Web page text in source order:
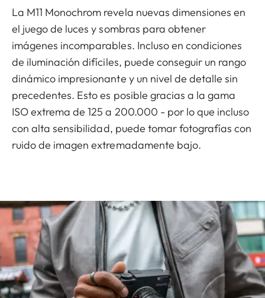
La M11 Monochrom revela nuevas dimensiones en
el juego de luces y sombras para obtener
imágenes incomparables. Incluso en condiciones
de iluminación difíciles, puede conseguir un rango
dinámico impresionante y un nivel de detalle sin
precedentes. Esto es posible gracias a la gama
ISO extrema de 125 a 200.000 - por lo que incluso
con alta sensibilidad, puede tomar fotografías con
ruido de imagen extremadamente bajo.